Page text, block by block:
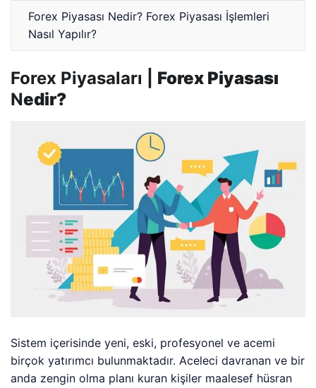
Forex Piyasası Nedir? Forex Piyasası İşlemleri
Nasıl Yapılır?
Forex Piyasaları | Forex Piyasası
Nedir?
Sistem içerisinde yeni, eski, profesyonel ve acemi
birçok yatırımcı bulunmaktadır. Aceleci davranan ve bir
anda zengin olma planı kuran kişiler maalesef hüsran